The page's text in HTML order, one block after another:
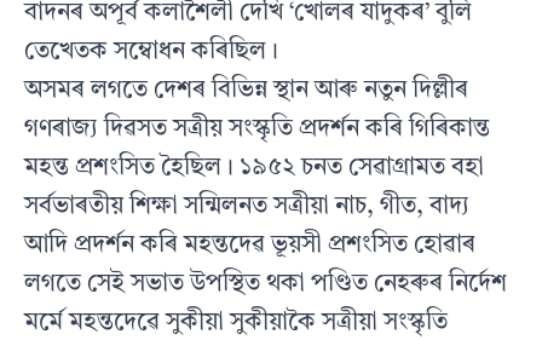
বাদনৰ অপূৰ্ব কলাশৈলী দেখি ‘খোলৰ যাদুকৰ’ বুলি
তেখেতক সম্বোধন কৰিছিল।
অসমৰ লগতে দেশৰ বিভিন্ন স্থান আৰু নতুন দিল্লীৰ
গণৰাজ‍্য দিৱসত সত্ৰীয় সংস্কৃতি প্ৰদৰ্শন কৰি গিৰিকান্ত
মহন্ত প্ৰশংসিত হৈছিল। ১৯৫২ চনত সেৱাগ্ৰামত বহা
সৰ্বভাৰতীয় শিক্ষা সন্মিলনত সত্ৰীয়া নাচ, গীত, বাদ‍্য
আদি প্ৰদৰ্শন কৰি মহন্তদেৱ ভূয়সী প্ৰশংসিত হোৱাৰ
লগতে সেই সভাত উপস্থিত থকা পণ্ডিত নেহৰুৰ নিৰ্দেশ
মৰ্মে মহন্তদেৱে সুকীয়া সুকীয়াকৈ সত্ৰীয়া সংস্কৃতি